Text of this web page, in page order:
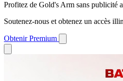
Profitez de Gold's Arm sans publicité
Soutenez-nous et obtenez un accès
Obtenir Premium